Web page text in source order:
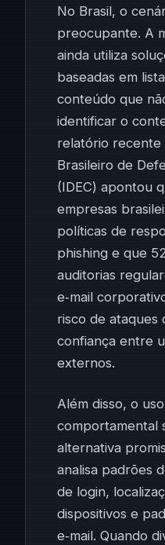
No Brasil, o
preocupante. A
ainda utiliza
baseadas em
conteúdo que
identificar o
relatório recente
Brasileiro de
(IDEC) apontou
empresas
políticas de
phishing e que
auditorias
e‑mail
risco de ataques
confiança entre
externos.
Além disso, o
comportamental
alternativa
analisa padrões
de login,
dispositivos e
e‑mail. Quando